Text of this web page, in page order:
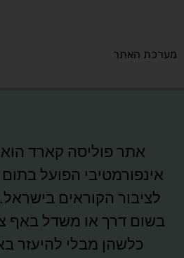
מערכת האתר
אתר פוליסה קארד הוא
אינפורמטיבי הפועל
לציבור הקוראים
בשום דרך או משדל באף
כלשהן מבלי להיעזר